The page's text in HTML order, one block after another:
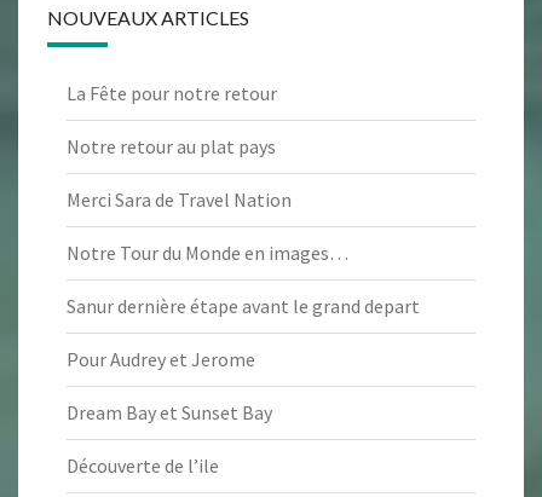
NOUVEAUX ARTICLES
La Fête pour notre retour
Notre retour au plat pays
Merci Sara de Travel Nation
Notre Tour du Monde en images…
Sanur dernière étape avant le grand depart
Pour Audrey et Jerome
Dream Bay et Sunset Bay
Découverte de l’ile